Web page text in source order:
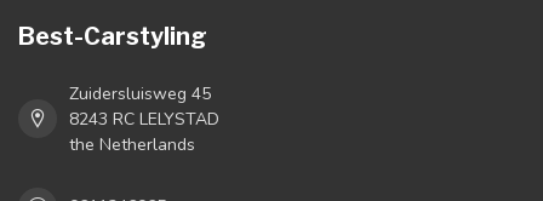
Best-Carstyling
Zuidersluisweg 45
8243 RC LELYSTAD
the Netherlands